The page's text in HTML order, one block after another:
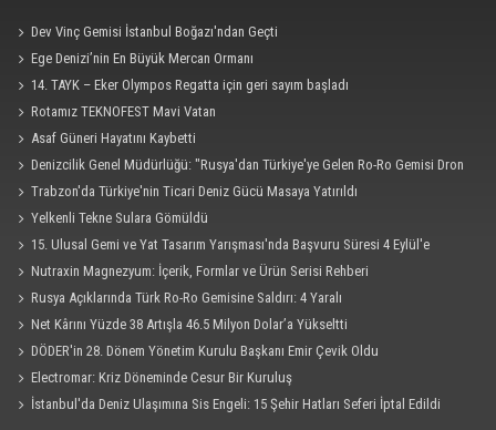
Dev Vinç Gemisi İstanbul Boğazı'ndan Geçti
Ege Denizi’nin En Büyük Mercan Ormanı
14. TAYK – Eker Olympos Regatta için geri sayım başladı
Rotamız TEKNOFEST Mavi Vatan
Asaf Güneri Hayatını Kaybetti
Denizcilik Genel Müdürlüğü: "Rusya'dan Türkiye'ye Gelen Ro-Ro Gemisi Dron
Saldırısına Uğradı"
Trabzon'da Türkiye'nin Ticari Deniz Gücü Masaya Yatırıldı
Yelkenli Tekne Sulara Gömüldü
15. Ulusal Gemi ve Yat Tasarım Yarışması'nda Başvuru Süresi 4 Eylül'e
Uzatıldı
Nutraxin Magnezyum: İçerik, Formlar ve Ürün Serisi Rehberi
Rusya Açıklarında Türk Ro-Ro Gemisine Saldırı: 4 Yaralı
Net Kârını Yüzde 38 Artışla 46.5 Milyon Dolar’a Yükseltti
DÖDER'in 28. Dönem Yönetim Kurulu Başkanı Emir Çevik Oldu
Electromar: Kriz Döneminde Cesur Bir Kuruluş
İstanbul'da Deniz Ulaşımına Sis Engeli: 15 Şehir Hatları Seferi İptal Edildi